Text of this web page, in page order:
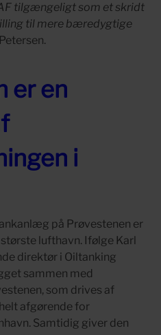
tilgængeligt som et skridt
til mere bæredygtige
er en
i
på Prøvestenen er
lufthavn. Ifølge Karl
direktør i Oiltanking
sammen med
som drives af
afgørende for
Samtidig giver den